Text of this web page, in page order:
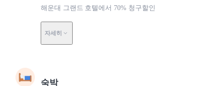
해운대 그랜드 호텔에서 70% 청구할인
자세히
숙박